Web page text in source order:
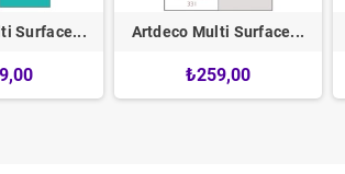
Surface... Artdeco Multi Surface...
₺259,00